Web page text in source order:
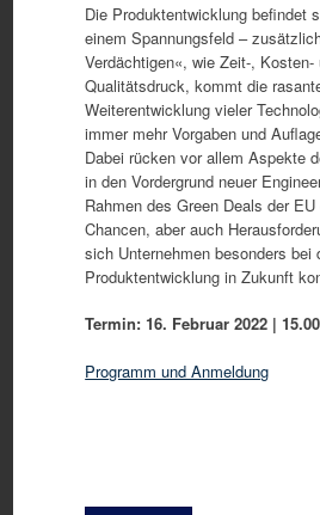
Die Produktentwicklung befindet
einem Spannungsfeld –
Verdächtigen«, wie Zeit-, Kosten-
Qualitätsdruck, kommt die
Weiterentwicklung vieler
immer mehr Vorgaben und
Dabei rücken vor allem Aspekte
in den Vordergrund neuer
Rahmen des Green Deals der
Chancen, aber auch
sich Unternehmen besonders bei
Produktentwicklung in Zukunft
Termin: 16. Februar 2022 |
Programm und Anmeldung